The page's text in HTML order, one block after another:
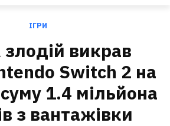
ІГРИ
викрав
Switch 2 на
1.4 мільйона
з вантажівки